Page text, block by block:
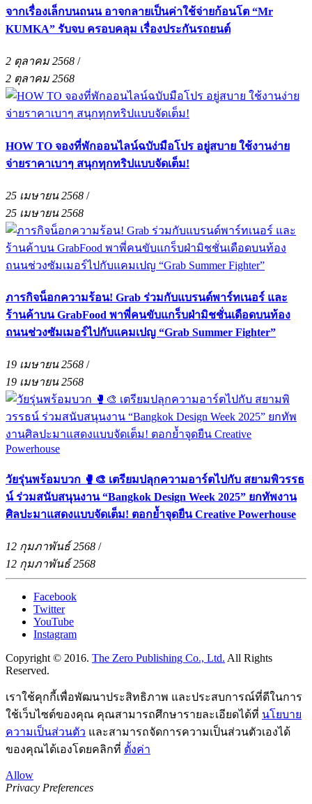
จากเรื่องเล็กบนถนน อาจกลายเป็นค่าใช้จ่ายก้อนโต “Mr
KUMKA” รับจบ ครอบคลุม เรื่องประกันรถยนต์
2 ตุลาคม 2568 /
2 ตุลาคม 2568
HOW TO จองที่พักออนไลน์ฉบับมือโปร อยู่สบาย ใช้งานง่าย
จ่ายราคาเบาๆ สนุกทุกทริปแบบจัดเต็ม!
25 เมษายน 2568 /
25 เมษายน 2568
ภารกิจน็อกความร้อน! Grab ร่วมกับแบรนด์พาร์ทเนอร์ และ
ร้านค้าบน GrabFood พาพี่คนขับแกร็บฝ่ามิชชั่นเดือดบนท้อง
ถนนช่วงซัมเมอร์ไปกับแคมเปญ “Grab Summer Fighter”
19 เมษายน 2568 /
19 เมษายน 2568
วัยรุ่นพร้อมบวก 🥊🎨 เตรียมปลุกความอาร์ตไปกับ สยามพิวรรธ
น์ ร่วมสนับสนุนงาน “Bangkok Design Week 2025” ยกทัพงาน
ศิลปะมาแสดงแบบจัดเต็ม! ตอกย้ำจุดยืน Creative Powerhouse
12 กุมภาพันธ์ 2568 /
12 กุมภาพันธ์ 2568
Facebook
Twitter
YouTube
Instagram
Copyright © 2016. The Zero Publishing Co., Ltd. All Rights
Reserved.
เราใช้คุกกี้เพื่อพัฒนาประสิทธิภาพ และประสบการณ์ที่ดีในการ
ใช้เว็บไซต์ของคุณ คุณสามารถศึกษารายละเอียดได้ที่ นโยบาย
ความเป็นส่วนตัว และสามารถจัดการความเป็นส่วนตัวเองได้
ของคุณได้เองโดยคลิกที่ ตั้งค่า
Allow
Privacy Preferences